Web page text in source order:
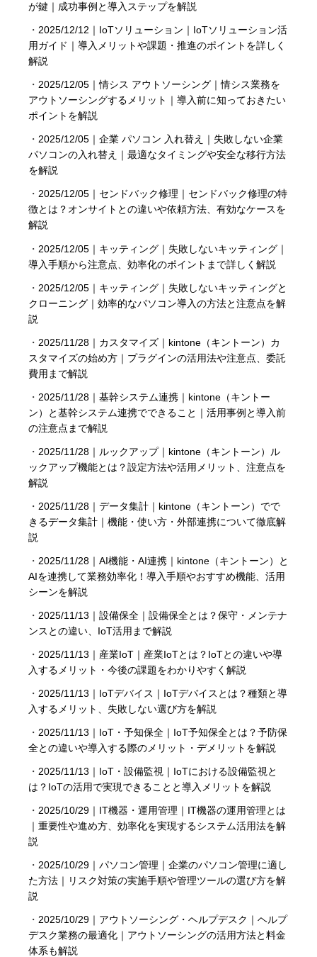
が鍵｜成功事例と導入ステップを解説
・ 2025/12/12｜IoTソリューション｜IoTソリューション活
用ガイド｜導入メリットや課題・推進のポイントを詳しく
解説
・ 2025/12/05｜情シス アウトソーシング｜情シス業務を
アウトソーシングするメリット｜導入前に知っておきたい
ポイントを解説
・ 2025/12/05｜企業 パソコン 入れ替え｜失敗しない企業
パソコンの入れ替え｜最適なタイミングや安全な移行方法
を解説
・ 2025/12/05｜センドバック修理｜センドバック修理の特
徴とは？オンサイトとの違いや依頼方法、有効なケースを
解説
・ 2025/12/05｜キッティング｜失敗しないキッティング｜
導入手順から注意点、効率化のポイントまで詳しく解説
・ 2025/12/05｜キッティング｜失敗しないキッティングと
クローニング｜効率的なパソコン導入の方法と注意点を解
説
・ 2025/11/28｜カスタマイズ｜kintone（キントーン）カ
スタマイズの始め方｜プラグインの活用法や注意点、委託
費用まで解説
・ 2025/11/28｜基幹システム連携｜kintone（キントー
ン）と基幹システム連携でできること｜活用事例と導入前
の注意点まで解説
・ 2025/11/28｜ルックアップ｜kintone（キントーン）ル
ックアップ機能とは？設定方法や活用メリット、注意点を
解説
・ 2025/11/28｜データ集計｜kintone（キントーン）でで
きるデータ集計｜機能・使い方・外部連携について徹底解
説
・ 2025/11/28｜AI機能・AI連携｜kintone（キントーン）と
AIを連携して業務効率化！導入手順やおすすめ機能、活用
シーンを解説
・ 2025/11/13｜設備保全｜設備保全とは？保守・メンテナ
ンスとの違い、IoT活用まで解説
・ 2025/11/13｜産業IoT｜産業IoTとは？IoTとの違いや導
入するメリット・今後の課題をわかりやすく解説
・ 2025/11/13｜IoTデバイス｜IoTデバイスとは？種類と導
入するメリット、失敗しない選び方を解説
・ 2025/11/13｜IoT・予知保全｜IoT予知保全とは？予防保
全との違いや導入する際のメリット・デメリットを解説
・ 2025/11/13｜IoT・設備監視｜IoTにおける設備監視と
は？IoTの活用で実現できることと導入メリットを解説
・ 2025/10/29｜IT機器・運用管理｜IT機器の運用管理とは
｜重要性や進め方、効率化を実現するシステム活用法を解
説
・ 2025/10/29｜パソコン管理｜企業のパソコン管理に適し
た方法｜リスク対策の実施手順や管理ツールの選び方を解
説
・ 2025/10/29｜アウトソーシング・ヘルプデスク｜ヘルプ
デスク業務の最適化｜アウトソーシングの活用方法と料金
体系も解説